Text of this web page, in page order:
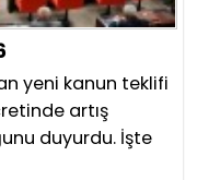
yeni kanun teklifi
artış
duyurdu. İşte